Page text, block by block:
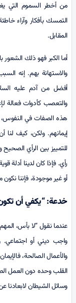
من أخطر السموم التي
التمسك بأفكار وآراء
المقابل.
أما الكبر فهو ذلك الشعور
والاستهانة بهم. إنه
أفضل من آدم عليه
والتعصب كأدوات فعالة
هذه الصفات في
إيمانهم. ولكن، كيف لنا
للتمييز بين الرأي
رأي. فإذا كان لدينا أدلة
أو غير موجودة، فإننا
خدعة: “يكفي أن
عندما نقول “لا بأس،
واجب ديني أو اجتماعي.
والأعمال الصالحة،
القلب وحده دون العمل
وسائل الشيطان لابعادنا